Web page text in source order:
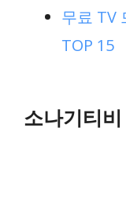
무료 TV
TOP 15
소나기티